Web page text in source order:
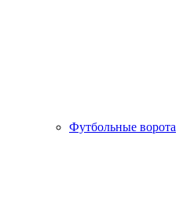
Футбольные ворота